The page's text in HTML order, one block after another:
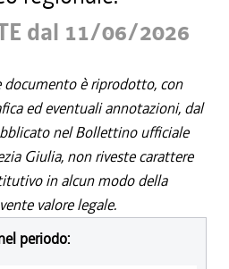
dal 11/06/2026
documento è riprodotto, con
ed eventuali annotazioni, dal
nel Bollettino ufficiale
Giulia, non riveste carattere
in alcun modo della
valore legale.
periodo: